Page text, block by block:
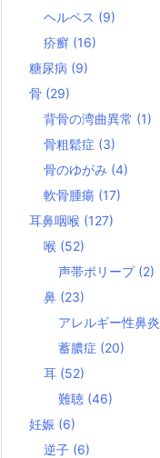
ヘルペス (9)
疥癬 (16)
糖尿病 (9)
骨 (29)
背骨の湾曲異常 (1)
骨粗鬆症 (3)
骨のゆがみ (4)
軟骨腫瘍 (17)
耳鼻咽喉 (127)
喉 (52)
声帯ポリープ (2)
鼻 (23)
アレルギー性鼻炎
蓄膿症 (20)
耳 (52)
難聴 (46)
妊娠 (6)
逆子 (6)